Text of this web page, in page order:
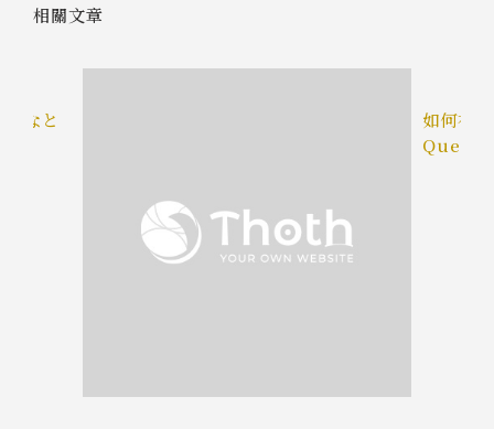
相關文章
なと
如何在
Query